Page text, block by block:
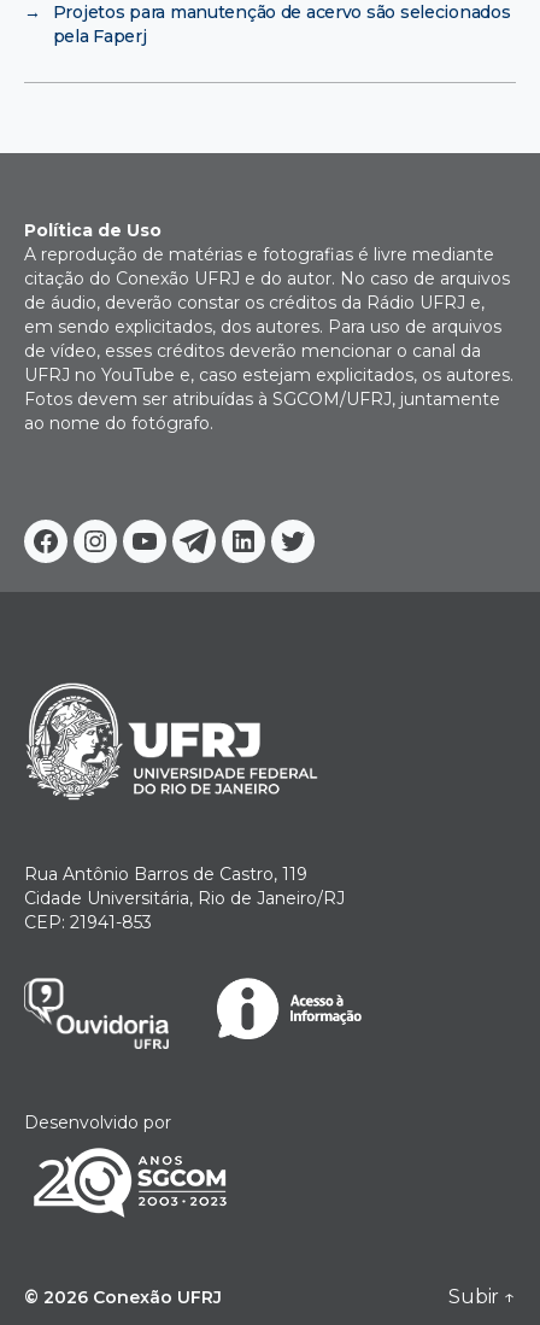
→
Projetos para manutenção de acervo são selecionados
pela Faperj
Facebook
Instagram
YoutubeTelegram
Linkedin
Twitter
Política de Uso
A reprodução de matérias e fotografias é livre mediante
citação do Conexão UFRJ e do autor. No caso de arquivos
de áudio, deverão constar os créditos da Rádio UFRJ e,
em sendo explicitados, dos autores. Para uso de arquivos
de vídeo, esses créditos deverão mencionar o canal da
UFRJ no YouTube e, caso estejam explicitados, os autores.
Fotos devem ser atribuídas à SGCOM/UFRJ, juntamente
ao nome do fotógrafo.
Rua Antônio Barros de Castro, 119
Cidade Universitária, Rio de Janeiro/RJ
CEP: 21941-853
Desenvolvido por
© 2026 Conexão UFRJ Subir ↑